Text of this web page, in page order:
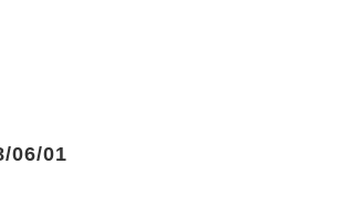
06/01